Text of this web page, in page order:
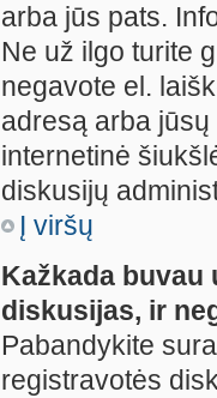
arba jūs pats.
Ne už ilgo turite
negavote el.
adresą arba
internetinė
diskusijų
Į viršų
Kažkada buvau
diskusijas, ir
Pabandykite
registravotės